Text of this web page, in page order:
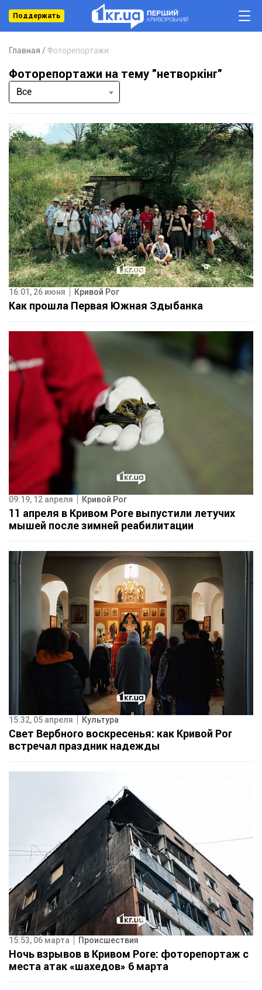
Поддержать
Главная Фоторепортажи
Фоторепортажи на тему "нетворкінг"
Все
16:01, 26 июня Кривой Рог
Как прошла Первая Южная Здыбанка
09:19, 12 апреля Кривой Рог
11 апреля в Кривом Роге выпустили летучих
мышей после зимней реабилитации
15:32, 05 апреля Культура
Свет Вербного воскресенья: как Кривой Рог
встречал праздник надежды
15:53, 06 марта Происшествия
Ночь взрывов в Кривом Роге: фоторепортаж с
места атак «шахедов» 6 марта